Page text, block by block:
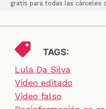
gratis para todas las cárceles
TAGS:
Lula Da Silva
Video editado
Video falso